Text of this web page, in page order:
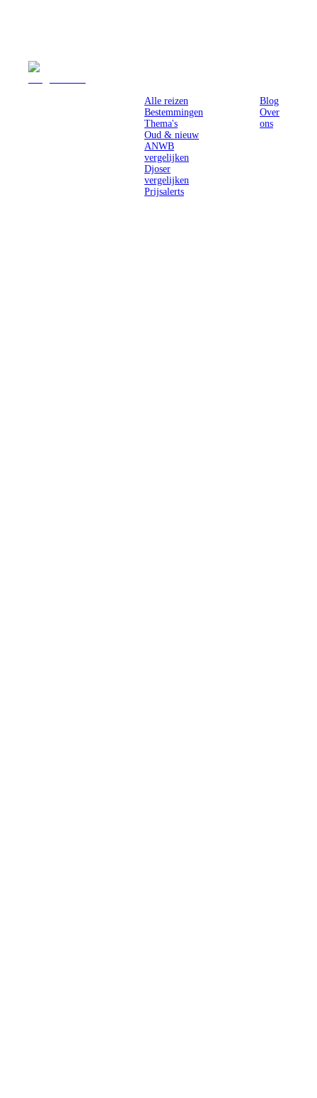
Alle reizen
Bestemmingen
Thema's
Oud & nieuw
ANWB
vergelijken
Djoser
vergelijken
Prijsalerts
Blog
Over
ons